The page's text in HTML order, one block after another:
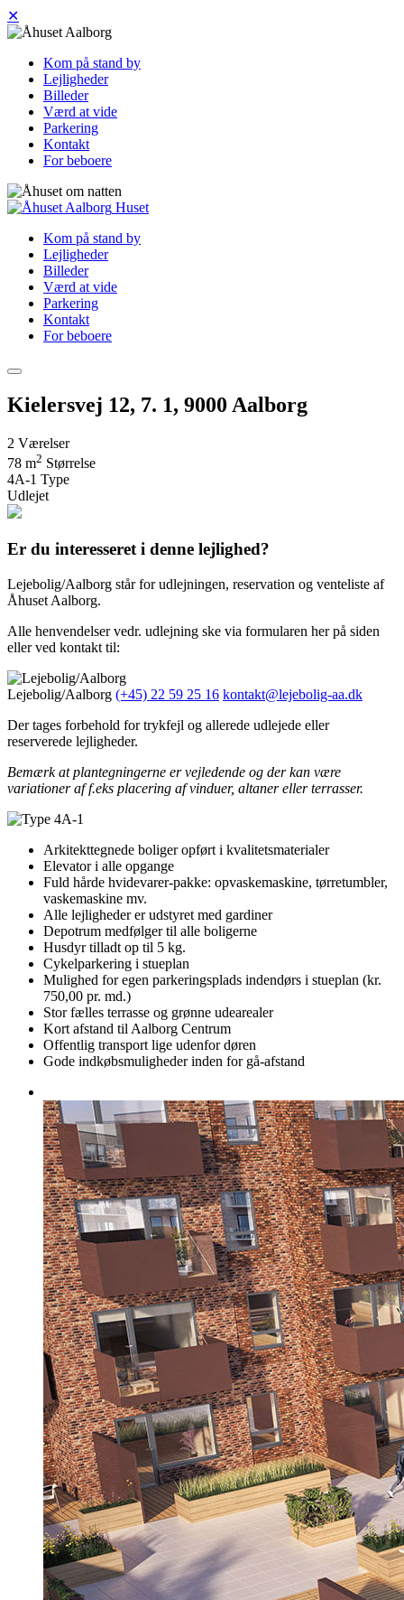
✕
Kom på stand by
Lejligheder
Billeder
Værd at vide
Parkering
Kontakt
For beboere
Huset
Kom på stand by
Lejligheder
Billeder
Værd at vide
Parkering
Kontakt
For beboere
Kielersvej 12, 7. 1, 9000 Aalborg
2 Værelser
78 m2 Størrelse
4A-1 Type
Udlejet
Er du interesseret i denne lejlighed?
Lejebolig/Aalborg står for udlejningen, reservation og venteliste af
Åhuset Aalborg.
Alle henvendelser vedr. udlejning ske via formularen her på siden
eller ved kontakt til:
Lejebolig/Aalborg (+45) 22 59 25 16 kontakt@lejebolig-aa.dk
Der tages forbehold for trykfejl og allerede udlejede eller
reserverede lejligheder.
Bemærk at plantegningerne er vejledende og der kan være
variationer af f.eks placering af vinduer, altaner eller terrasser.
Arkitekttegnede boliger opført i kvalitetsmaterialer
Elevator i alle opgange
Fuld hårde hvidevarer-pakke: opvaskemaskine, tørretumbler,
vaskemaskine mv.
Alle lejligheder er udstyret med gardiner
Depotrum medfølger til alle boligerne
Husdyr tilladt op til 5 kg.
Cykelparkering i stueplan
Mulighed for egen parkeringsplads indendørs i stueplan (kr.
750,00 pr. md.)
Stor fælles terrasse og grønne udearealer
Kort afstand til Aalborg Centrum
Offentlig transport lige udenfor døren
Gode indkøbsmuligheder inden for gå-afstand